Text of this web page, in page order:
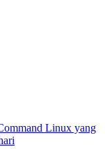
Linux yang